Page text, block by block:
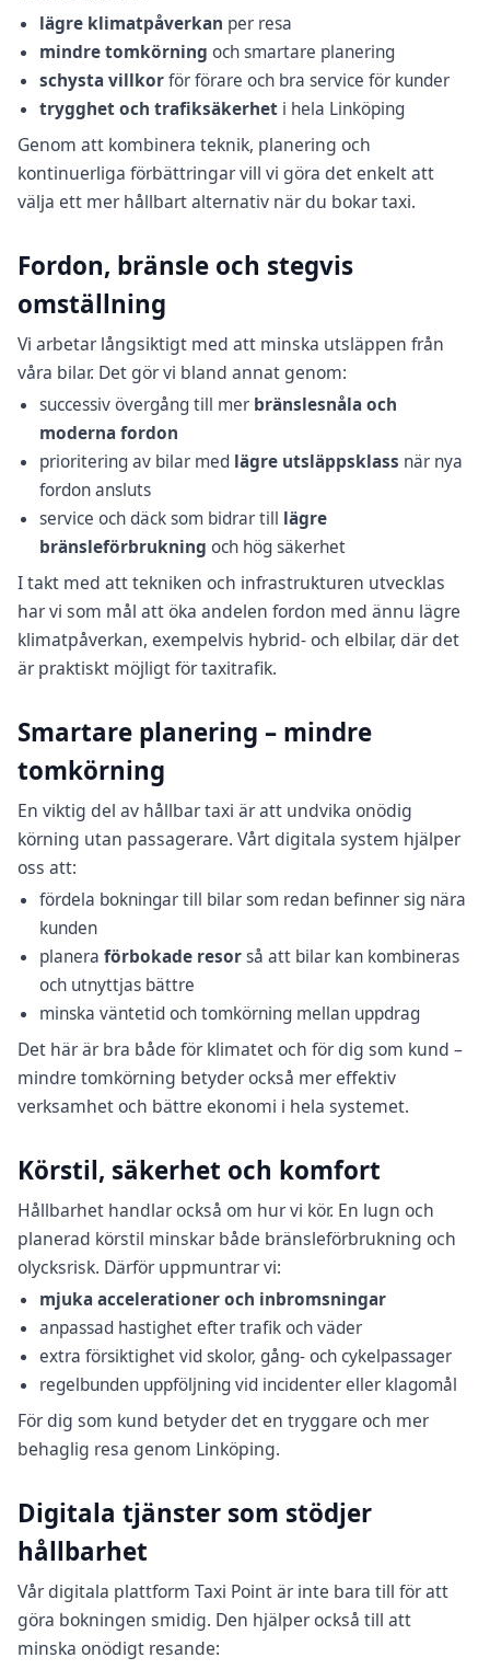
lägre klimatpåverkan per resa
mindre tomkörning och smartare planering
schysta villkorför förare och bra service för kunder
trygghet och trafiksäkerhet i hela Linköping
Genom att kombinera teknik, planering och
kontinuerliga förbättringar vill vi göra det enkelt att
välja ett mer hållbart alternativ när du bokar taxi.
Fordon, bränsle och stegvis
omställning
Vi arbetar långsiktigt med att minska utsläppen från
våra bilar. Det gör vi bland annat genom:
successiv övergång till mer bränslesnåla och
moderna fordon
prioritering av bilar med lägre utsläppsklass när nya
fordon ansluts
service och däck som bidrar till lägre
bränsleförbrukning och hög säkerhet
I takt med att tekniken och infrastrukturen utvecklas
har vi som mål att öka andelen fordon med ännu lägre
klimatpåverkan, exempelvis hybrid- och elbilar, där det
är praktiskt möjligt för taxitrafik.
Smartare planering – mindre
tomkörning
En viktig del av hållbar taxi är att undvika onödig
körning utan passagerare. Vårt digitala system hjälper
oss att:
fördela bokningar till bilar som redan befinner sig nära
kunden
planera förbokade resorså att bilar kan kombineras
och utnyttjas bättre
minska väntetid och tomkörning mellan uppdrag
Det här är bra både för klimatet och för dig som kund –
mindre tomkörning betyder också mer effektiv
verksamhet och bättre ekonomi i hela systemet.
Körstil, säkerhet och komfort
Hållbarhet handlar också om hur vi kör. En lugn och
planerad körstil minskar både bränsleförbrukning och
olycksrisk. Därför uppmuntrar vi:
mjuka accelerationer och inbromsningar
anpassad hastighet efter trafik och väder
extra försiktighet vid skolor, gång- och cykelpassager
regelbunden uppföljning vid incidenter eller klagomål
För dig som kund betyder det en tryggare och mer
behaglig resa genom Linköping.
Digitala tjänster som stödjer
hållbarhet
Vår digitala plattform Taxi Point är inte bara till för att
göra bokningen smidig. Den hjälper också till att
minska onödigt resande: